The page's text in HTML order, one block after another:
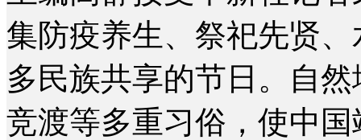
集防疫养生、祭祀先贤
多民族共享的节日。自
竞渡等多重习俗，使中